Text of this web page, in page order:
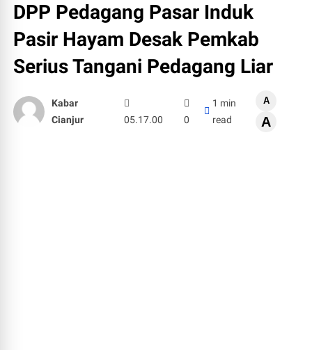
DPP Pedagang Pasar Induk
Pasir Hayam Desak Pemkab
Serius Tangani Pedagang Liar
Kabar
Cianjur
05.17.00 0
1 min
read
A
A